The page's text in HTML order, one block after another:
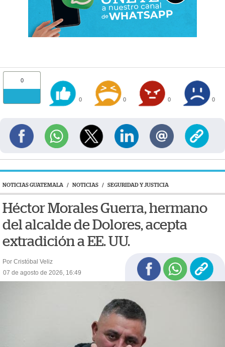
0
0 0 0 0
NOTICIAS GUATEMALA / NOTICIAS / SEGURIDAD Y JUSTICIA
Héctor Morales Guerra, hermano
del alcalde de Dolores, acepta
extradición a EE. UU.
Por Cristóbal Veliz
07 de agosto de 2026, 16:49